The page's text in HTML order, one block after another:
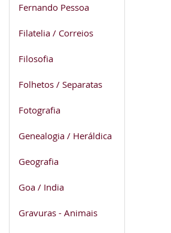
Fernando Pessoa
Filatelia / Correios
Filosofia
Folhetos / Separatas
Fotografia
Genealogia / Heráldica
Geografia
Goa / India
Gravuras - Animais